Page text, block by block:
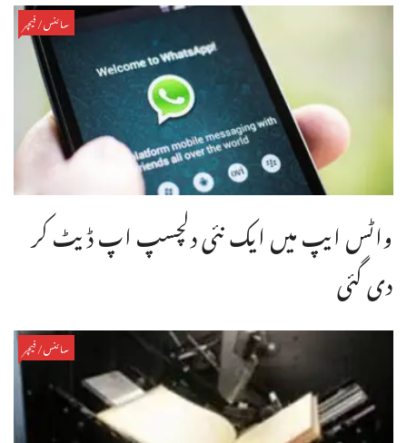
سائنس/فیچر
واٹس ایپ میں ایک نئی دلچسپ اپ ڈیٹ کر
دی گئی
سائنس/فیچر